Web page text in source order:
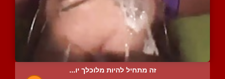
זה מתחיל להיות מלוכלך יו...